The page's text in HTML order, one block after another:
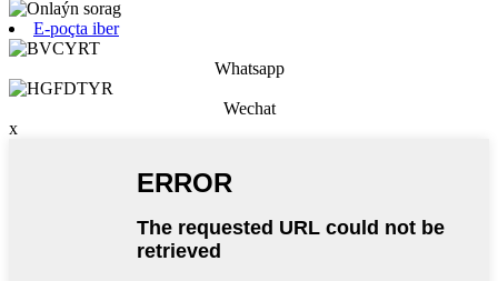
E-poçta iber
Whatsapp
Wechat
x